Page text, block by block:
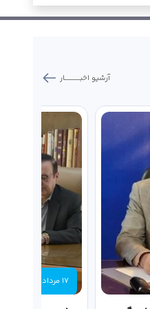
آرشیو اخبـــــــــــار
17 مرداد 1405